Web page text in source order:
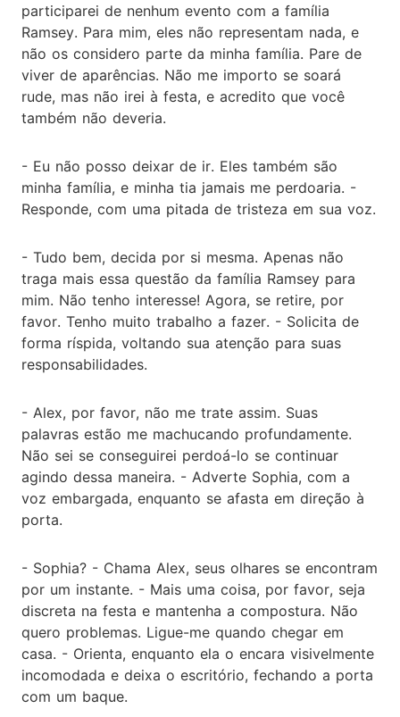
participarei de nenhum evento com a família
Ramsey. Para mim, eles não representam nada, e
não os considero parte da minha família. Pare de
viver de aparências. Não me importo se soará
rude, mas não irei à festa, e acredito que você
também não deveria.
- Eu não posso deixar de ir. Eles também são
minha família, e minha tia jamais me perdoaria. -
Responde, com uma pitada de tristeza em sua voz.
- Tudo bem, decida por si mesma. Apenas não
traga mais essa questão da família Ramsey para
mim. Não tenho interesse! Agora, se retire, por
favor. Tenho muito trabalho a fazer. - Solicita de
forma ríspida, voltando sua atenção para suas
responsabilidades.
- Alex, por favor, não me trate assim. Suas
palavras estão me machucando profundamente.
Não sei se conseguirei perdoá-lo se continuar
agindo dessa maneira. - Adverte Sophia, com a
voz embargada, enquanto se afasta em direção à
porta.
- Sophia? - Chama Alex, seus olhares se encontram
por um instante. - Mais uma coisa, por favor, seja
discreta na festa e mantenha a compostura. Não
quero problemas. Ligue-me quando chegar em
casa. - Orienta, enquanto ela o encara visivelmente
incomodada e deixa o escritório, fechando a porta
com um baque.